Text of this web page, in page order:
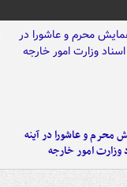
محرم و عاشورا در آینه
وزارت امور خارجه